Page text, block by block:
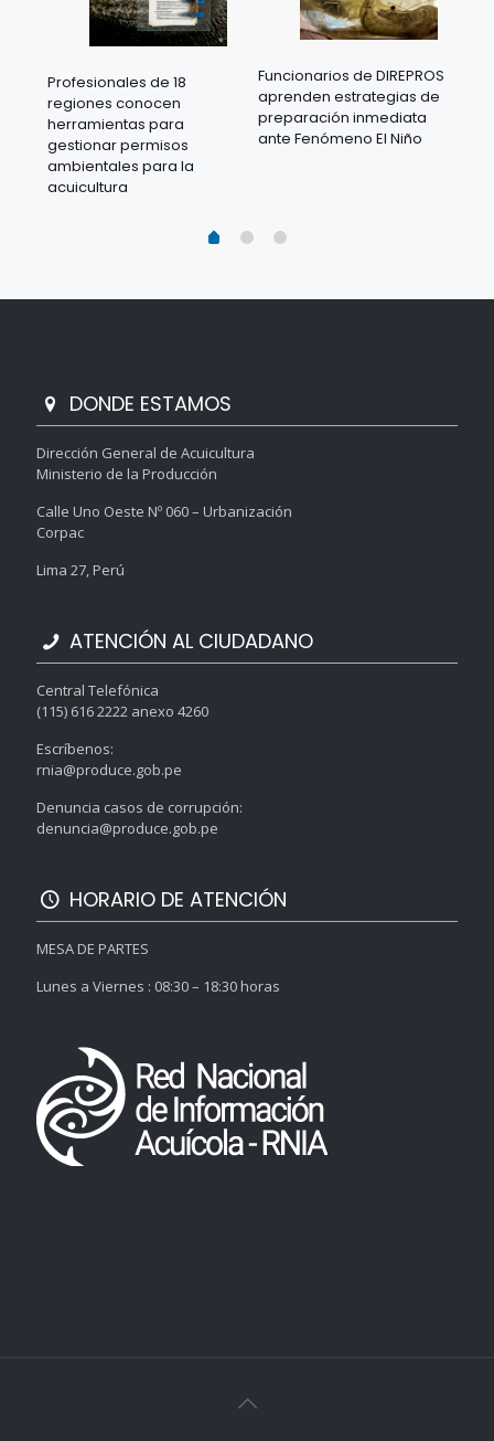
Profesionales de 18
regiones conocen
herramientas para
gestionar permisos
ambientales para la
acuicultura
Funcionarios de DIREPROS
aprenden estrategias de
preparación inmediata
ante Fenómeno El Niño
DONDE ESTAMOS
Dirección General de Acuicultura
Ministerio de la Producción
Calle Uno Oeste Nº 060 – Urbanización
Corpac
Lima 27, Perú
ATENCIÓN AL CIUDADANO
Central Telefónica
(115) 616 2222 anexo 4260
Escríbenos:
rnia@produce.gob.pe
Denuncia casos de corrupción:
denuncia@produce.gob.pe
HORARIO DE ATENCIÓN
MESA DE PARTES
Lunes a Viernes : 08:30 – 18:30 horas